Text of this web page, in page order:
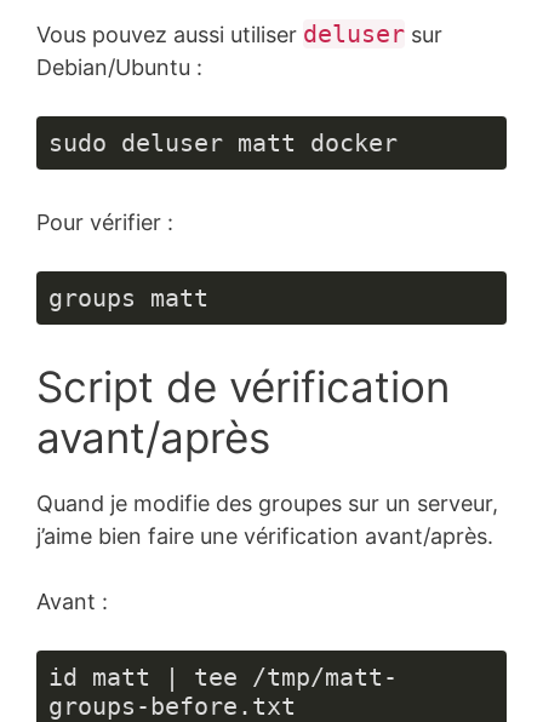
Vous pouvez aussi utiliser deluser sur
Debian/Ubuntu :
sudo deluser matt docker
Pour vérifier :
groups matt
Script de vérification
avant/après
Quand je modifie des groupes sur un serveur,
j’aime bien faire une vérification avant/après.
Avant :
id matt | tee /tmp/matt-
groups-before.txt